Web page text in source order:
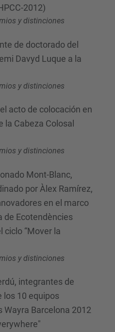
2012)
y distinciones
de doctorado del
Davyd Luque a la
y distinciones
acto de colocación en
la Cabeza Colosal
y distinciones
Mont-Blanc,
por Àlex Ramírez,
en el marco
de Ecotendències
ciclo “Mover la
y distinciones
integrantes de
los 10 equipos
Wayra Barcelona 2012